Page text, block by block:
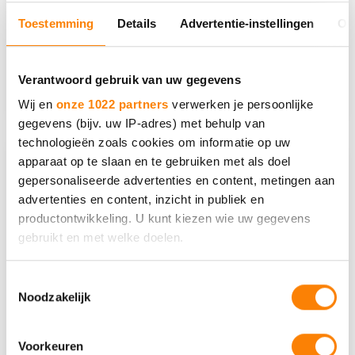
Toestemming Details Advertentie-instellingen
Verantwoord gebruik van uw gegevens
Wij en onze 1022 partners verwerken je persoonlijke
gegevens (bijv. uw IP-adres) met behulp van
technologieën zoals cookies om informatie op uw
apparaat op te slaan en te gebruiken met als doel
gepersonaliseerde advertenties en content, metingen aan
advertenties en content, inzicht in publiek en
productontwikkeling. U kunt kiezen wie uw gegevens
gebruikt en met welke doelen.
Informatie verzamelen over uw geografische locatie,
Uw apparaat identificeren door het actief te scannen
Noodzakelijk
Voorkeuren
niet-zichtbare beperkingen Als
professionals in het openbaar…
Lees meer
beperking en laaggeletterdheid